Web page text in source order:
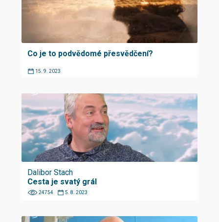
Co je to podvědomé přesvědčení?
15. 9. 2023
Dalibor Stach
Cesta je svatý grál
24754 5. 8. 2023